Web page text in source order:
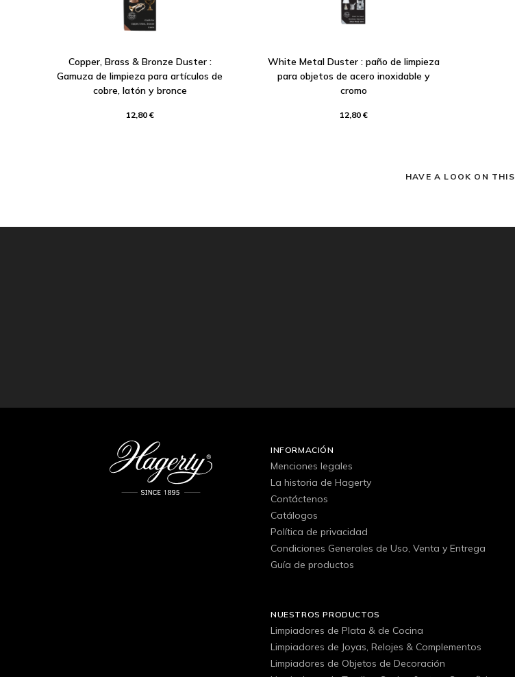
Copper, Brass & Bronze Duster :
Gamuza de limpieza para artículos de
cobre, latón y bronce
12,80 €
White Metal Duster : paño de limpieza
para objetos de acero inoxidable y
cromo
12,80 €
HAVE A LOOK ON THIS
INFORMACIÓN
Menciones legales
La historia de Hagerty
Contáctenos
Catálogos
Política de privacidad
Condiciones Generales de Uso, Venta y Entrega
Guía de productos
NUESTROS PRODUCTOS
Limpiadores de Plata & de Cocina
Limpiadores de Joyas, Relojes & Complementos
Limpiadores de Objetos de Decoración